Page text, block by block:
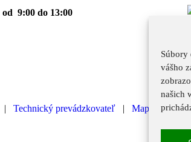
Súbory
vášho
našich
9:00 do 13:00
| Technický prevádzkovateľ | Mapa stránok